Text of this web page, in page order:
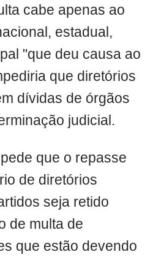
cabe apenas ao
estadual,
"que deu causa ao
que diretórios
dívidas de órgãos
judicial.
que o repasse
de diretórios
seja retido
de multa de
que estão devendo